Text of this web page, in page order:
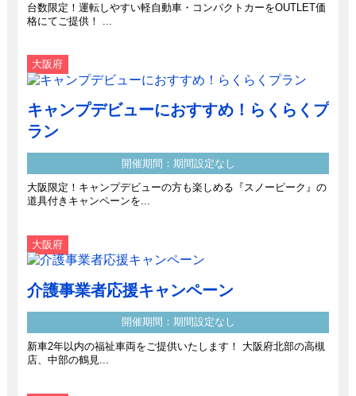
台数限定！運転しやすい軽自動車・コンパクトカーをOUTLET価
格にてご提供！ ...
大阪府
キャンプデビューにおすすめ！らくらくプ
ラン
開催期間：期間設定なし
大阪限定！キャンプデビューの方も楽しめる『スノーピーク』の
道具付きキャンペーンを...
大阪府
介護事業者応援キャンペーン
開催期間：期間設定なし
新車2年以内の福祉車両をご提供いたします！ 大阪府北部の高槻
店、中部の鶴見...